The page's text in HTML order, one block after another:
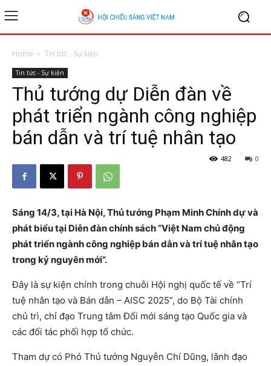
Home Tin tức - Sự kiện
Tin tức - Sự kiện
Thủ tướng dự Diễn đàn về
phát triển ngành công nghiệp
bán dẫn và trí tuệ nhân tạo
0
482
Sáng 14/3, tại Hà Nội, Thủ tướng Phạm Minh Chính dự và
phát biểu tại Diễn đàn chính sách “Việt Nam chủ động
phát triển ngành công nghiệp bán dẫn và trí tuệ nhân tạo
trong kỷ nguyên mới”.
Đây là sự kiện chính trong chuỗi Hội nghị quốc tế về “Trí
tuệ nhân tạo và Bán dẫn – AISC 2025”, do Bộ Tài chính
chủ trì, chỉ đạo Trung tâm Đổi mới sáng tạo Quốc gia và
các đối tác phối hợp tổ chức.
Tham dự có Phó Thủ tướng Nguyễn Chí Dũng, lãnh đạo